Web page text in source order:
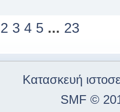
2 3 4 5 ... 23
Κατασκευή
SMF ©